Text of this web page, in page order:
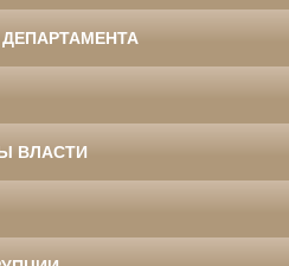
ВЛАСТИ